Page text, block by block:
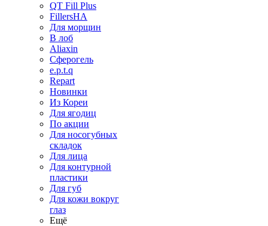
QT Fill Plus
FillersHA
Для морщин
В лоб
Aliaxin
Сферогель
e.p.t.q
Repart
Новинки
Из Кореи
Для ягодиц
По акции
Для носогубных
складок
Для лица
Для контурной
пластики
Для губ
Для кожи вокруг
глаз
Ещё